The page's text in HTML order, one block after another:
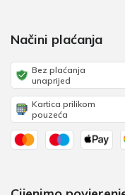
Načini plaćanja
Bez plaćanja
unaprijed
Kartica prilikom
pouzeća